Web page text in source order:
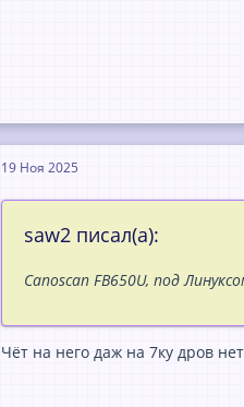
19 Ноя 2025
saw2 писал(а):
Canoscan FB650U, под
Чёт на него даж на 7ку дров нет